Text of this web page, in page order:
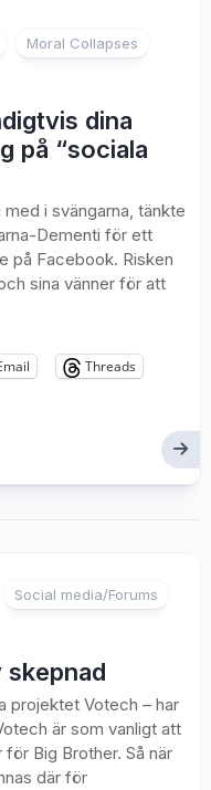
Moral Collapses
dina
på “sociala
i svängarna, tänkte
Dementi för ett
på Facebook. Risken
sina vänner för att
Threads
Social media/Forums
skepnad
projektet Votech – har
är som vanligt att
Big Brother. Så när
där för